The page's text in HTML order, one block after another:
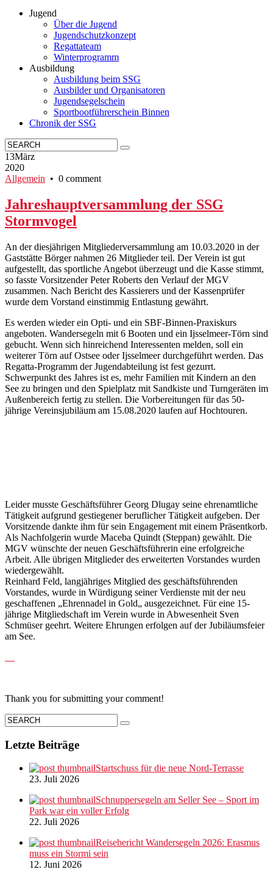
Jugend
Über die Jugend
Jugendschutzkonzept
Regattateam
Winterprogramm
Ausbildung
Ausbildung beim SSG
Ausbilder und Organisatoren
Jugendsegelschein
Sportbootführerschein Binnen
Chronik der SSG
13März
2020
Allgemein • 0 comment
Jahreshauptversammlung der SSG
Stormvogel
An der diesjährigen Mitgliederversammlung am 10.03.2020 in der
Gaststätte Börger nahmen 26 Mitglieder teil. Der Verein ist gut
aufgestellt, das sportliche Angebot überzeugt und die Kasse stimmt,
so fasste Vorsitzender Peter Roberts den Verlauf der MGV
zusammen. Nach Bericht des Kassierers und der Kassenprüfer
wurde dem Vorstand einstimmig Entlastung gewährt.
Es werden wieder ein Opti- und ein SBF-Binnen-Praxiskurs
angeboten. Wandersegeln mit 6 Booten und ein Ijsselmeer-Törn sind
gebucht. Wenn sich hinreichend Interessenten melden, soll ein
weiterer Törn auf Ostsee oder Ijsselmeer durchgeführt werden. Das
Regatta-Programm der Jugendabteilung ist fest gezurrt.
Schwerpunkt des Jahres ist es, mehr Familien mit Kindern an den
See zu bringen und den Spielplatz mit Sandkiste und Turngeräten im
Außenbereich fertig zu stellen. Die Vorbereitungen für das 50-
jährige Vereinsjubiläum am 15.08.2020 laufen auf Hochtouren.
Leider musste Geschäftsführer Georg Dlugay seine ehrenamtliche
Tätigkeit aufgrund gestiegener beruflicher Tätigkeit aufgeben. Der
Vorsitzende dankte ihm für sein Engagement mit einem Präsentkorb.
Als Nachfolgerin wurde Maceba Quindt (Steppan) gewählt. Die
MGV wünschte der neuen Geschäftsführerin eine erfolgreiche
Arbeit. Alle übrigen Mitglieder des erweiterten Vorstandes wurden
wiedergewählt.
Reinhard Feld, langjähriges Mitglied des geschäftsführenden
Vorstandes, wurde in Würdigung seiner Verdienste mit der neu
geschaffenen „Ehrennadel in Gold„ ausgezeichnet. Für eine 15-
jährige Mitgliedschaft im Verein wurde in Abwesenheit Sven
Schmüser geehrt. Weitere Ehrungen erfolgen auf der Jubiläumsfeier
am See.
Thank you for submitting your comment!
Letzte Beiträge
Startschuss für die neue Nord-Terrasse
23. Juli 2026
Schnuppersegeln am Seller See – Sport im
Park war ein voller Erfolg
22. Juli 2026
Reisebericht Wandersegeln 2026: Erasmus
muss ein Stormi sein
12. Juni 2026